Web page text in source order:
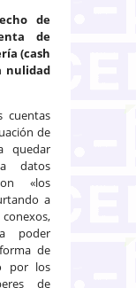
de
de
(cash
nulidad
cuentas
de
quedar
a datos
«los
a
poder
de
por los
de